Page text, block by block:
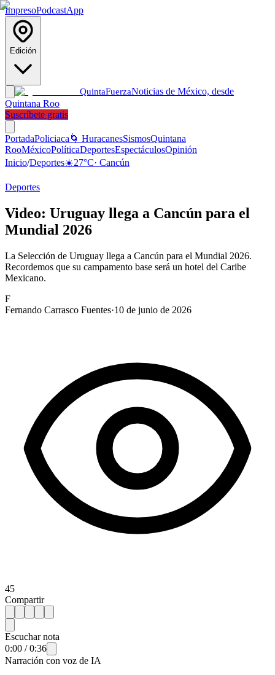
ImpresoPodcastApp
Edición
QuintaFuerzaNoticias de México, desde
Quintana Roo
Suscríbete gratis
PortadaPoliciaca 🌀 HuracanesSismosQuintana
RooMéxicoPolíticaDeportesEspectáculosOpinión
Inicio/Deportes☀️27°C· Cancún
Deportes
Video: Uruguay llega a Cancún para el
Mundial 2026
La Selección de Uruguay llega a Cancún para el Mundial 2026.
Recordemos que su campamento base será un hotel del Caribe
Mexicano.
F
Fernando Carrasco Fuentes·10 de junio de 2026
45
Compartir
Escuchar nota
0:00 /0:36
Narración con voz de IA